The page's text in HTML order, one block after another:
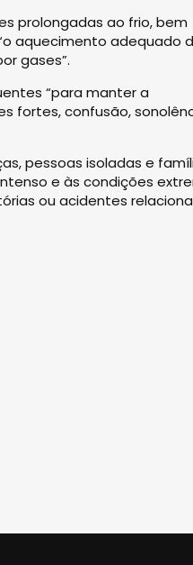
prolongadas ao frio, bem
aquecimento adequado
gases”.
“para manter a
fortes, confusão,
pessoas isoladas e
e às condições
ou acidentes